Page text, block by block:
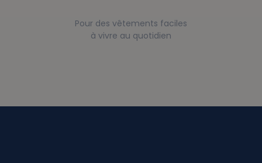
Pour des vêtements faciles
à vivre au quotidien